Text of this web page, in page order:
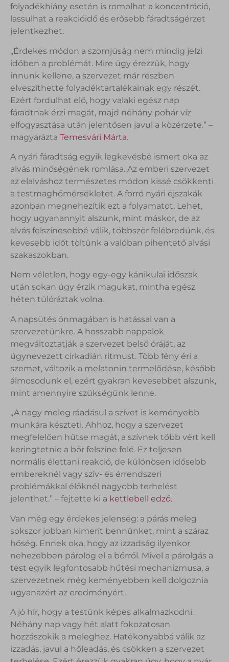
folyadékhiány esetén is romolhat a koncentráció,
lassulhat a reakcióidő és erősebb fáradtságérzet
jelentkezhet.
„Érdekes módon a szomjúság nem mindig jelzi
időben a problémát. Mire úgy érezzük, hogy
innunk kellene, a szervezet már részben
elveszíthette folyadéktartalékainak egy részét.
Ezért fordulhat elő, hogy valaki egész nap
fáradtnak érzi magát, majd néhány pohár víz
elfogyasztása után jelentősen javul a közérzete.” –
magyarázta Temesvári Márta.
A nyári fáradtság egyik legkevésbé ismert oka az
alvás minőségének romlása. Az emberi szervezet
az elalváshoz természetes módon kissé csökkenti
a testmaghőmérsékletet. A forró nyári éjszakák
azonban megnehezítik ezt a folyamatot. Lehet,
hogy ugyanannyit alszunk, mint máskor, de az
alvás felszínesebbé válik, többször felébredünk, és
kevesebb időt töltünk a valóban pihentető alvási
szakaszokban.
Nem véletlen, hogy egy-egy kánikulai időszak
után sokan úgy érzik magukat, mintha egész
héten túlóráztak volna.
A napsütés önmagában is hatással van a
szervezetünkre. A hosszabb nappalok
megváltoztatják a szervezet belső óráját, az
úgynevezett cirkadián ritmust. Több fény éri a
szemet, változik a melatonin termelődése, később
álmosodunk el, ezért gyakran kevesebbet alszunk,
mint amennyire szükségünk lenne.
„A nagy meleg ráadásul a szívet is keményebb
munkára készteti. Ahhoz, hogy a szervezet
megfelelően hűtse magát, a szívnek több vért kell
keringtetnie a bőr felszíne felé. Ez teljesen
normális élettani reakció, de különösen idősebb
embereknél vagy szív- és érrendszeri
problémákkal élőknél nagyobb terhelést
jelenthet.” – fejtette ki a kettlebell edző.
Van még egy érdekes jelenség: a párás meleg
sokszor jobban kimerít bennünket, mint a száraz
hőség. Ennek oka, hogy az izzadság ilyenkor
nehezebben párolog el a bőrről. Mivel a párolgás a
test egyik legfontosabb hűtési mechanizmusa, a
szervezetnek még keményebben kell dolgoznia
ugyanazért az eredményért.
A jó hír, hogy a testünk képes alkalmazkodni.
Néhány nap vagy hét alatt fokozatosan
hozzászokik a meleghez. Hatékonyabbá válik az
izzadás, javul a hőleadás, és csökken a szervezet